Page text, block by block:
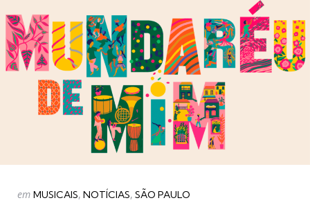
Categorias
Postado
em MUSICAIS NOTÍCIAS SÃO PAULO